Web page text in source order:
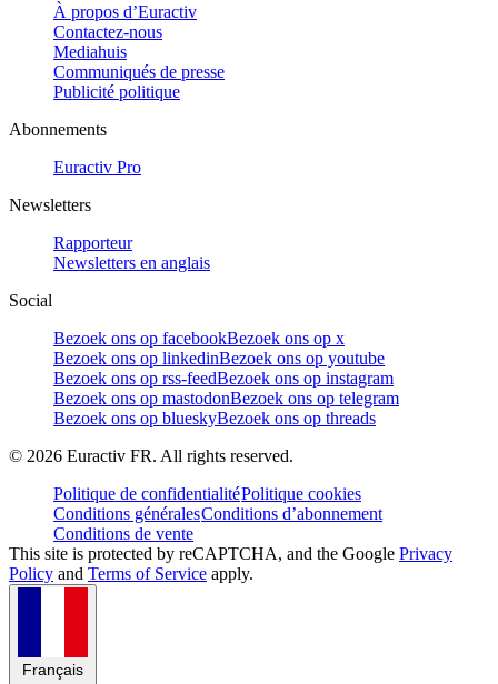
À propos d’Euractiv
Contactez-nous
Mediahuis
Communiqués de presse
Publicité politique
Abonnements
Euractiv Pro
Newsletters
Rapporteur
Newsletters en anglais
Social
Bezoek ons op facebookBezoek ons op x
Bezoek ons op linkedinBezoek ons op youtube
Bezoek ons op rss-feedBezoek ons op instagram
Bezoek ons op mastodonBezoek ons op telegram
Bezoek ons op blueskyBezoek ons op threads
© 2026 Euractiv FR. All rights reserved.
Politique de confidentialitéPolitique cookies
Conditions généralesConditions d’abonnement
Conditions de vente
This site is protected by reCAPTCHA, and the Google Privacy
Policy and Terms of Service apply.
Français